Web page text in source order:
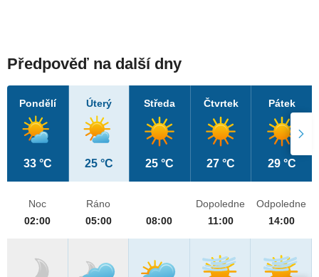
Předpověď na další dny
Pondělí
33 °C
Úterý
25 °C
Středa
25 °C
Čtvrtek
27 °C
Pátek
29 °C
Noc
02:00
Ráno
05:00
08:00
Dopoledne
11:00
Odpoledne
14:00